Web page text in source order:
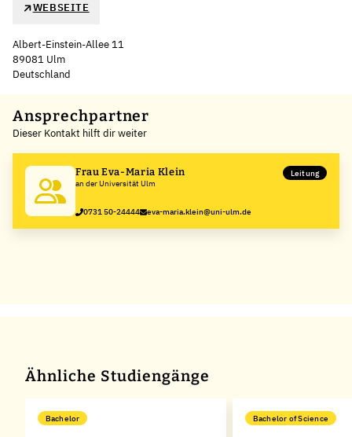
WEBSEITE
Albert-Einstein-Allee 11
89081 Ulm
Deutschland
+
−
Ansprechpartner
Dieser Kontakt hilft dir weiter
Frau Eva-Maria Klein
an der Universität Ulm
Leitung
0731 50-24444 eva-maria.klein@uni-ulm.de
Ähnliche Studiengänge
Bachelor Bachelor of Science